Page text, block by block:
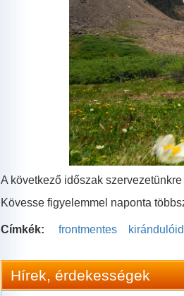
A következő időszak
Kövesse figyelemmel naponta
Címkék: frontmentes
Hírek, érdekességek